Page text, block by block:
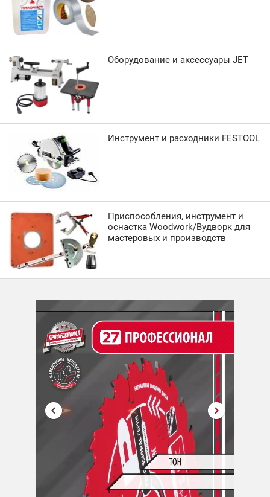
Оборудование и аксессуары JET
Инструмент и расходники FESTOOL
Приспособления, инструмент и
оснастка Woodwork/Вудворк для
мастеровых и производств